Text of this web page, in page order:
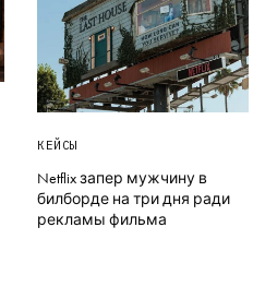
КЕЙСЫ
Netflix запер мужчину в
билборде на три дня ради
рекламы фильма